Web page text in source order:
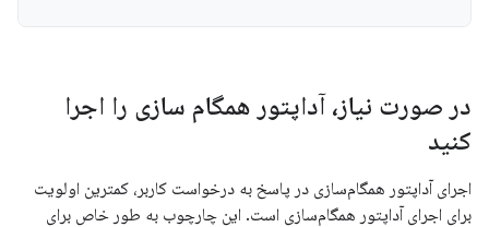
در صورت نیاز، آداپتور همگام سازی را اجرا
کنید
اجرای آداپتور همگام‌سازی در پاسخ به درخواست کاربر، کمترین اولویت
برای اجرای آداپتور همگام‌سازی است. این چارچوب به طور خاص برای